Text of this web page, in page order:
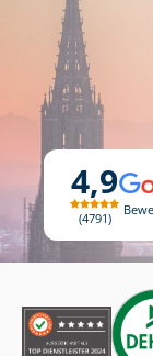
4,9
4791